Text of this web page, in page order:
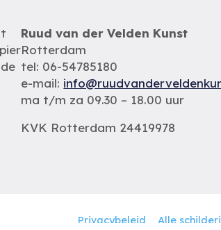
Ruud van der Velden Kunst
Rotterdam
tel: 06-54785180
e-mail:
ma t/m za 09.30 – 18.00 uur
KVK Rotterdam 24419978
Privacybeleid Alle